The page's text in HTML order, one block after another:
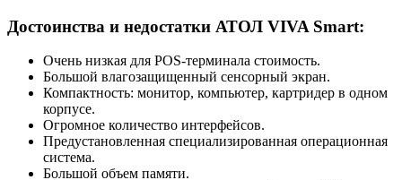
Достоинства и недостатки АТОЛ VIVA Smart:
Очень низкая для POS‑терминала стоимость.
Большой влагозащищенный сенсорный экран.
Компактность: монитор, компьютер, картридер в одном
корпусе.
Огромное количество интерфейсов.
Предустановленная специализированная операционная
система.
Большой объем памяти.